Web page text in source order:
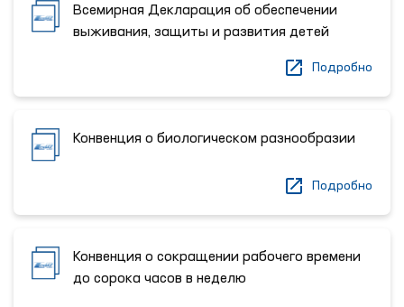
Всемирная Декларация об обеспечении
выживания, защиты и развития детей
Подробно
Конвенция о биологическом разнообразии
Подробно
Конвенция о сокращении рабочего времени
до сорока часов в неделю